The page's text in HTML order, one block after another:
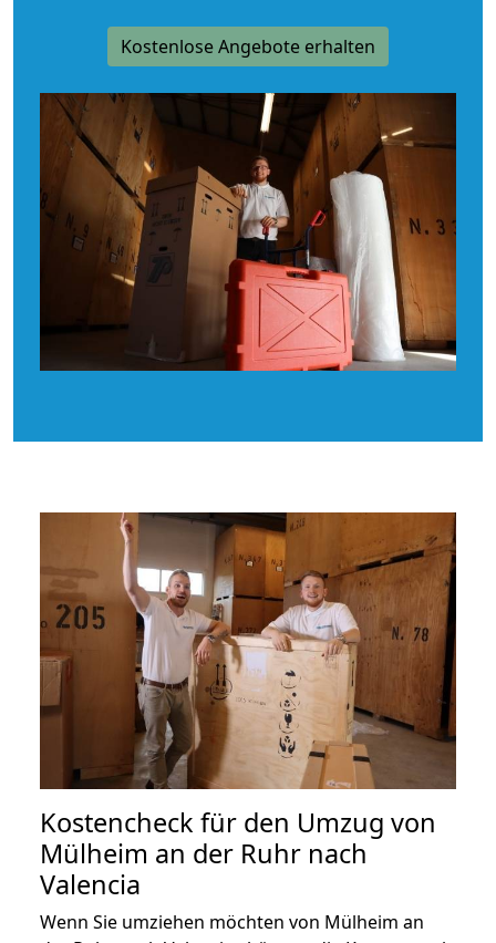
Kostenlose Angebote erhalten
Kostencheck für den Umzug von
Mülheim an der Ruhr nach
Valencia
Wenn Sie umziehen möchten von Mülheim an